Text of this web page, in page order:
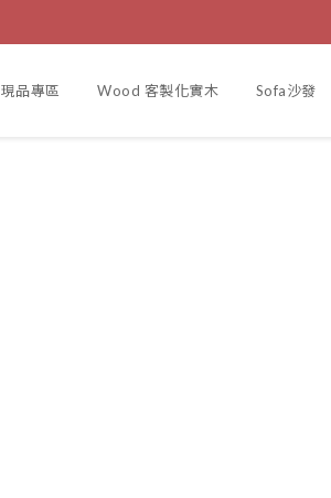
現品專區 Wood 客製化實木 Sofa沙發